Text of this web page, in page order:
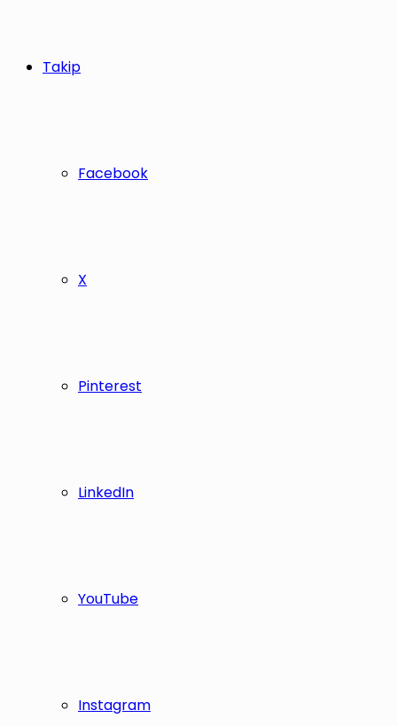
Takip
Facebook
X
Pinterest
LinkedIn
YouTube
Instagram